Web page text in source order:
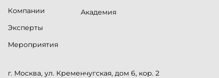
Компании
Эксперты
Мероприятия
Академия
г. Москва, ул. Кременчугская, дом 6, кор. 2